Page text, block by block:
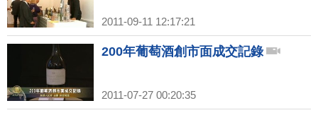
2011-09-11 12:17:21
200年葡萄酒創市面成交記錄
2011-07-27 00:20:35